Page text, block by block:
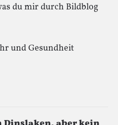
du mir durch Bildblog
und Gesundheit